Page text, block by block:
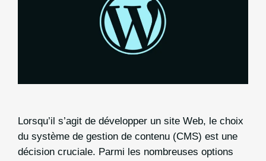
Lorsqu’il s’agit de développer un site Web, le choix
du système de gestion de contenu (CMS) est une
décision cruciale. Parmi les nombreuses options